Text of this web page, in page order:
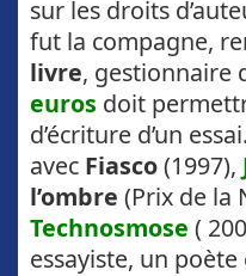
sur les droits
fut la compagne,
livre, gestionnaire
euros doit
d’écriture d’un
avec Fiasco(1997),
l’ombre (Prix de la
Technosmose (
essayiste, un